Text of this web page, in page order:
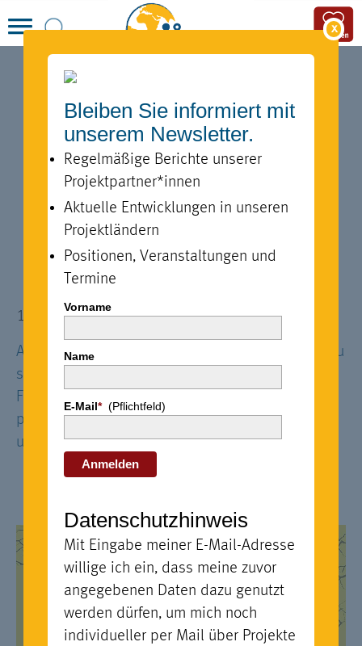
GROSSE V
ERSPRECHEN: WO B
LEIBT DER LOSS-A
ND-DAMAGE-FONDS
10.12.2024 · 18:00 Uhr · Live auf YouTube
Als ein Instrument, um mehr Klimagerechtigkeit zu
schaffen, ist seit 2022 der “Loss-and-Damage”-
Fond im Gespräch. Doch bislang fehlt es an
politischem Willen und finanzieller Ausstattung,
um ihn in Gang zu bringen.
x
Bleiben Sie informiert mit
unserem Newsletter.
Regelmäßige Berichte unserer
Projektpartner*innen
Aktuelle Entwicklungen in unseren
Projektländern
Positionen, Veranstaltungen und
Termine
Vorname
Name
E-Mail* (Pflichtfeld)
Anmelden
Datenschutzhinweis
Mit Eingabe meiner E-Mail-Adresse
willige ich ein, dass meine zuvor
angegebenen Daten dazu genutzt
werden dürfen, um mich noch
individueller per Mail über Projekte